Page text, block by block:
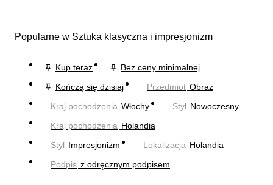
Popularne w Sztuka klasyczna i impresjonizm
Kup teraz
Bez ceny minimalnej
Kończą się dzisiaj
Przedmiot Obraz
Kraj pochodzenia Włochy Styl Nowoczesny
Kraj pochodzenia Holandia
Styl Impresjonizm Lokalizacja Holandia
Podpis z odręcznym podpisem